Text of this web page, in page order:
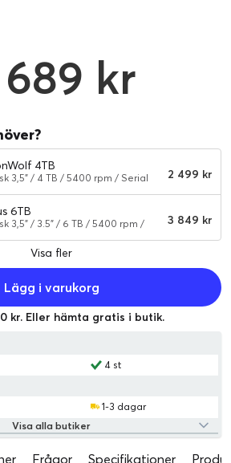
kr
4TB
3,5" / 4 TB / 5400 rpm / Serial
2 499 kr
6TB
3,5" / 3.5" / 6 TB / 5400 rpm /
3 849 kr
Visa fler
Lägg i varukorg
kr. Eller hämta gratis i butik.
4 st
1-3 dagar
Visa alla butiker
Frågor Specifikationer